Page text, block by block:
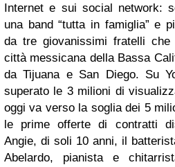
Internet e sui social network:
una band “tutta in famiglia” e
da tre giovanissimi fratelli
città messicana della Bassa
da Tijuana e San Diego. Su
superato le 3 milioni di
oggi va verso la soglia dei 5
le prime offerte di contratti
Angie, di soli 10 anni, il
Abelardo, pianista e